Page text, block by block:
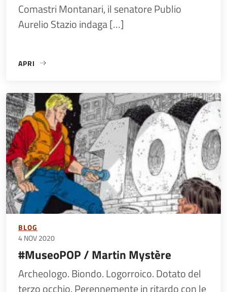
Comastri Montanari, il senatore Publio
Aurelio Stazio indaga […]
APRI
«#MUSEOPOP / GIALLO ANTICO»
BLOG
4 NOV 2020
#MuseoPOP / Martin Mystère
Archeologo. Biondo. Logorroico. Dotato del
terzo occhio. Perennemente in ritardo con le